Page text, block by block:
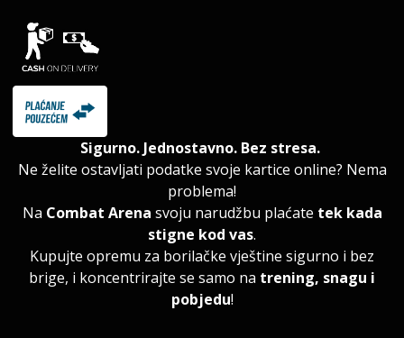
Sigurno. Jednostavno. Bez stresa.
Ne želite ostavljati podatke svoje kartice online? Nema
problema!
Na Combat Arena svoju narudžbu plaćate tek kada
stigne kod vas.
Kupujte opremu za borilačke vještine sigurno i bez
brige, i koncentrirajte se samo na trening, snagu i
pobjedu!